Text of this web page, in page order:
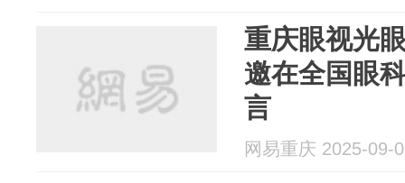
重庆眼视光
邀在全国眼
言
网易重庆 2025-09-